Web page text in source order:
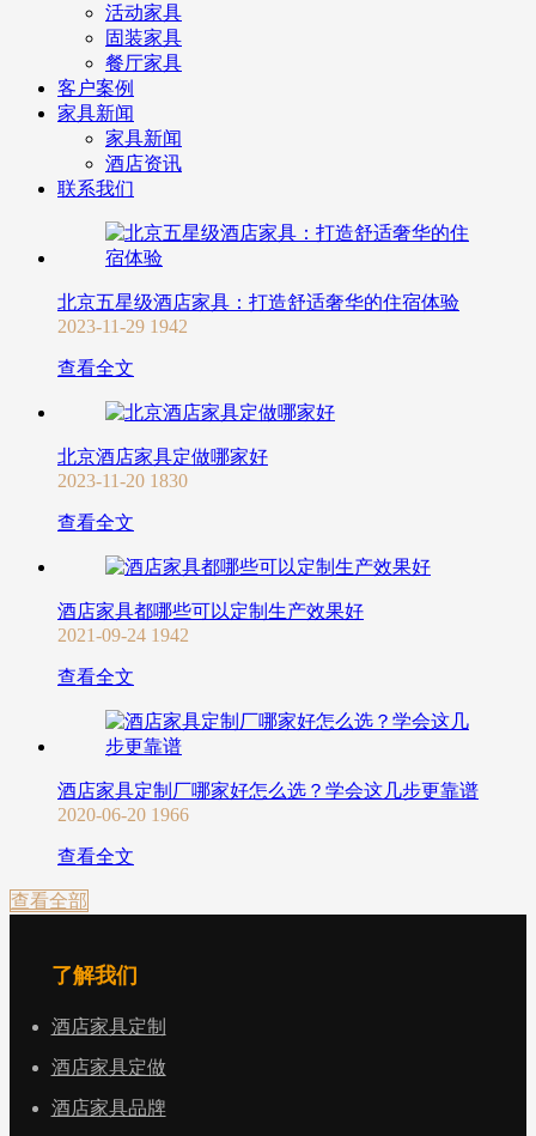
活动家具
固装家具
餐厅家具
客户案例
家具新闻
家具新闻
酒店资讯
联系我们
北京五星级酒店家具：打造舒适奢华的住宿体验
2023-11-29 1942
查看全文
北京酒店家具定做哪家好
2023-11-20 1830
查看全文
酒店家具都哪些可以定制生产效果好
2021-09-24 1942
查看全文
酒店家具定制厂哪家好怎么选？学会这几步更靠谱
2020-06-20 1966
查看全文
查看全部
了解我们
酒店家具定制
酒店家具定做
酒店家具品牌